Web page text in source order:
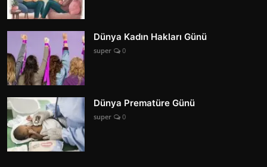
Dünya Kadın Hakları Günü
super 0
Dünya Prematüre Günü
super 0